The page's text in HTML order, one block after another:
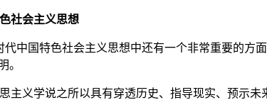
社会主义思想
中国特色社会主义思想中还有一个非常重要的方
。
义学说之所以具有穿透历史、指导现实、预示未